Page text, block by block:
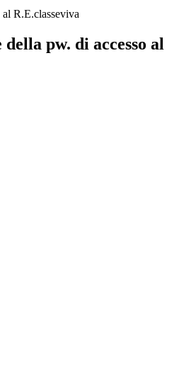
R.E.classeviva
pw. di accesso al